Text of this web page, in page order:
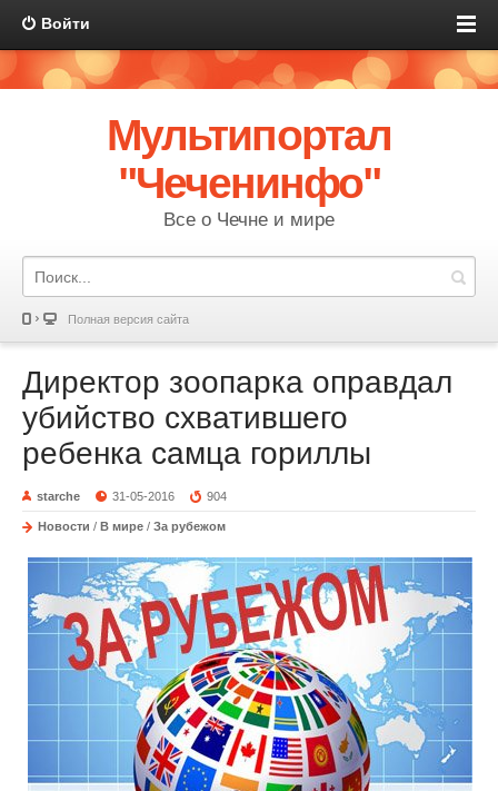
Войти
Мультипортал
"Чеченинфо"
Все о Чечне и мире
Полная версия сайта
Директор зоопарка оправдал
убийство схватившего
ребенка самца гориллы
starche 31-05-2016 904
Новости / В мире / За рубежом